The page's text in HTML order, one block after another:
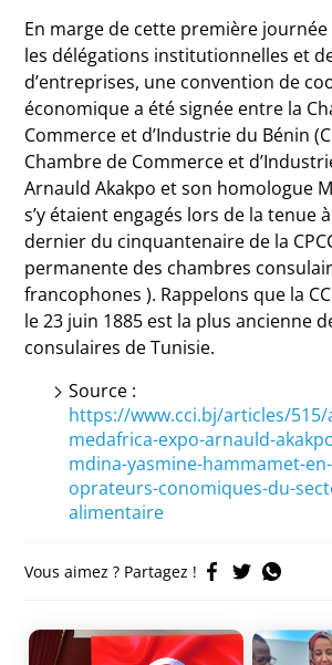
En marge de cette première
les délégations institutionnelles et
d’entreprises, une convention de
économique a été signée entre la
Commerce et d’Industrie du Bénin
Chambre de Commerce et
Arnauld Akakpo et son homologue
s’y étaient engagés lors de la tenue
dernier du cinquantenaire de la
permanente des chambres
francophones ). Rappelons que la
le 23 juin 1885 est la plus ancienne
consulaires de Tunisie.
Source :
https://www.cci.bj/articles/
medafrica-expo-arnauld-
mdina-yasmine-hammamet-
oprateurs-conomiques-du-
alimentaire
Vous aimez ? Partagez !